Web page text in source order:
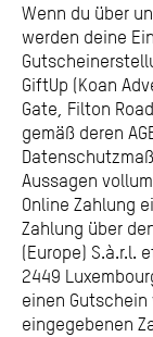
Wenn du über
werden deine
GiftUp (Koan
Gate, Filton
gemäß deren
Aussagen
Online Zahlung
Zahlung über
(Europe) S.à.r.l.
2449
einen
eingegebenen